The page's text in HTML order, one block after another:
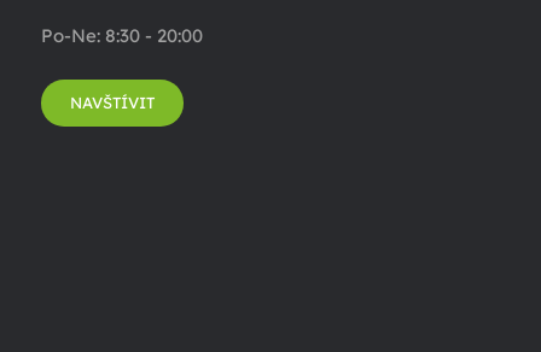
Po-Ne: 8:30 - 20:00
NAVŠTÍVIT